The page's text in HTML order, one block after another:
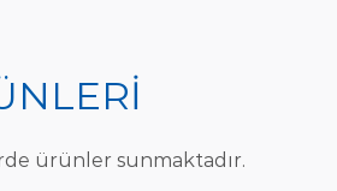
ürünler sunmaktadır.